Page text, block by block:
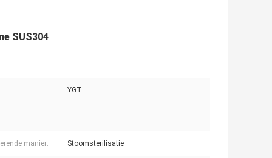
SUS304
YGT
manier: Stoomsterilisatie